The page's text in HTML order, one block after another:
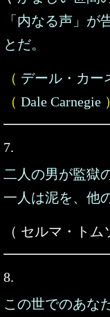
「内なる声」が
とだ。
（ デール・カー
（ Dale Carnegie ）
7.
二人の男が監獄
一人は泥を、他
（ セルマ・トム
8.
この世でのあな